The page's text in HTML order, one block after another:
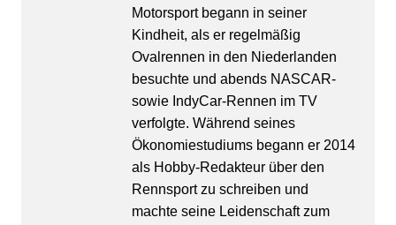
Motorsport begann in seiner
Kindheit, als er regelmäßig
Ovalrennen in den Niederlanden
besuchte und abends NASCAR-
sowie IndyCar-Rennen im TV
verfolgte. Während seines
Ökonomiestudiums begann er 2014
als Hobby-Redakteur über den
Rennsport zu schreiben und
machte seine Leidenschaft zum